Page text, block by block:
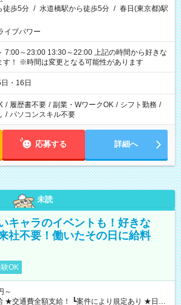
徒歩5分 / 水道橋駅から徒歩5分 / 春日(東京都)駅
イブパワー
23:00 13:30～22:00 上記の時間から好きな
す！ ※時間は変更となる可能性があります
・16日
/ 履歴書不要 / 副業・WワークOK / シフト勤務 /
/ パソコンスキル不要
応募する 詳細へ
未読
キャラのイベントも！好きな
社不要！働いたその日に給料
OK
～
払